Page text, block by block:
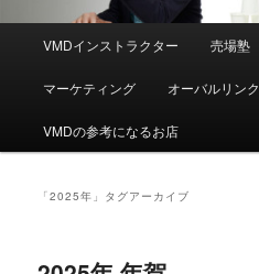
ュ
VMDインストラクター 売場塾
マーケティング オーバルリンク
VMDの参考になるお店
「2025年 」タグアーカイブ